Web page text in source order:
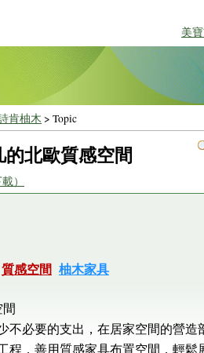
美
肯柚木 > Topic
北歐質感空間
）
質感空間 柚木家具
必要的支出，在居家空間的營
，善用質感家具布置空間，輕